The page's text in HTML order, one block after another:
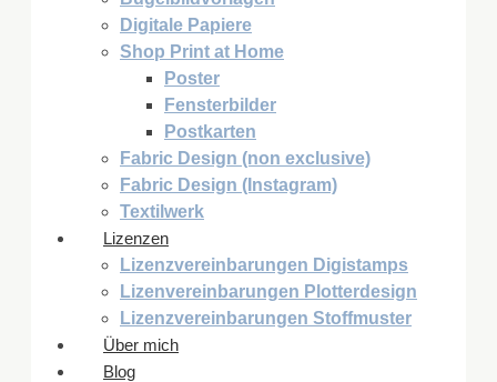
Digitale Papiere
Shop Print at Home
Poster
Fensterbilder
Postkarten
Fabric Design (non exclusive)
Fabric Design (Instagram)
Textilwerk
Lizenzen
Lizenzvereinbarungen Digistamps
Lizenvereinbarungen Plotterdesign
Lizenzvereinbarungen Stoffmuster
Über mich
Blog